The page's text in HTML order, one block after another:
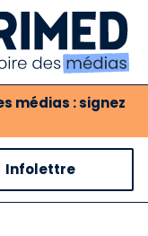
médias : signez
des médias
Infolettre